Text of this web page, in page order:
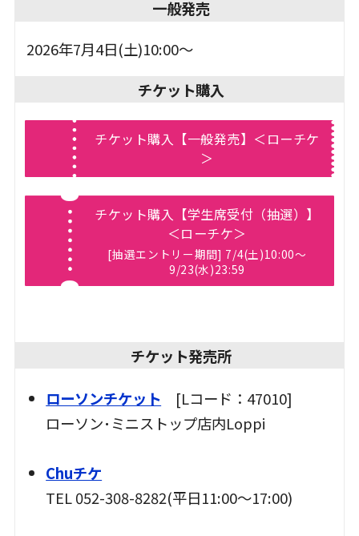
一般発売
2026年7月4日(土)10:00～
チケット購入
チケット購入【一般発売】＜ローチケ
＞
チケット購入【学生席受付（抽選）】
＜ローチケ＞
[抽選エントリー期間] 7/4(土)10:00～
9/23(水)23:59
チケット発売所
ローソンチケット [Lコード：47010]
ローソン･ミニストップ店内Loppi
Chuチケ
TEL 052-308-8282(平日11:00～17:00)